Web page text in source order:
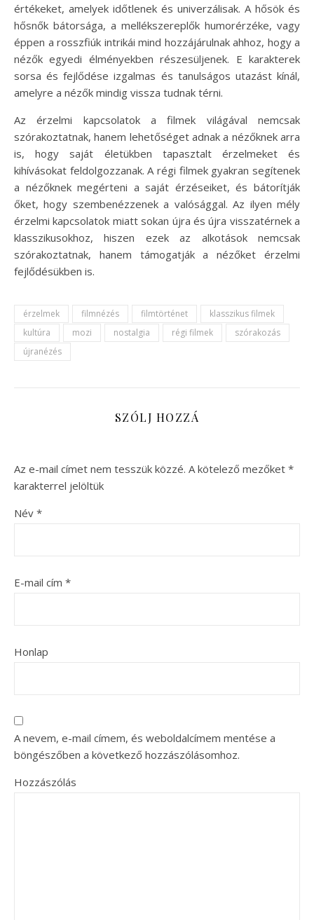
értékeket, amelyek időtlenek és univerzálisak. A hősök és
hősnők bátorsága, a mellékszereplők humorérzéke, vagy
éppen a rosszfiúk intrikái mind hozzájárulnak ahhoz, hogy a
nézők egyedi élményekben részesüljenek. E karakterek
sorsa és fejlődése izgalmas és tanulságos utazást kínál,
amelyre a nézők mindig vissza tudnak térni.
Az érzelmi kapcsolatok a filmek világával nemcsak
szórakoztatnak, hanem lehetőséget adnak a nézőknek arra
is, hogy saját életükben tapasztalt érzelmeket és
kihívásokat feldolgozzanak. A régi filmek gyakran segítenek
a nézőknek megérteni a saját érzéseiket, és bátorítják
őket, hogy szembenézzenek a valósággal. Az ilyen mély
érzelmi kapcsolatok miatt sokan újra és újra visszatérnek a
klasszikusokhoz, hiszen ezek az alkotások nemcsak
szórakoztatnak, hanem támogatják a nézőket érzelmi
fejlődésükben is.
érzelmek filmnézés filmtörténet
klasszikus filmek
kultúra
mozi nostalgia régi filmek
szórakozás
újranézés
SZÓLJ HOZZÁ
Az e-mail címet nem tesszük közzé. A kötelező mezőket *
karakterrel jelöltük
Név *
E-mail cím *
Honlap
A nevem, e-mail címem, és weboldalcímem mentése a
böngészőben a következő hozzászólásomhoz.
Hozzászólás